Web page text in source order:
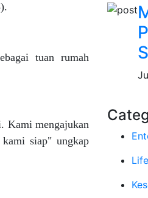
tuan rumah
Kami mengajukan
siap" ungkap